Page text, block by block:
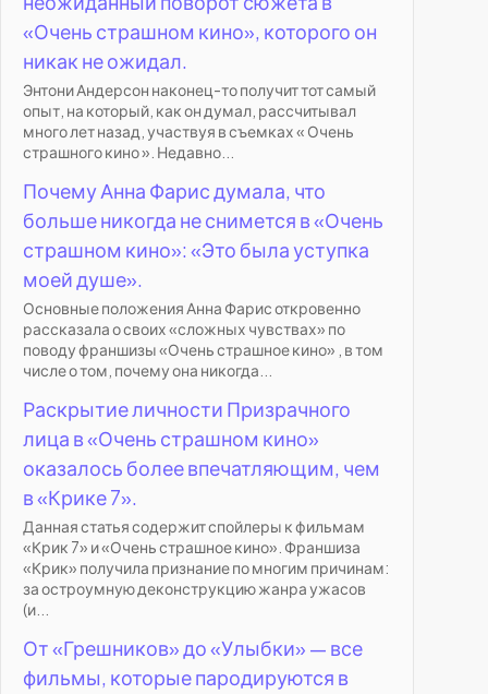
«Очень страшном кино», которого он
никак не ожидал.
Энтони Андерсон наконец-то получит тот самый
опыт, на который, как он думал, рассчитывал
много лет назад, участвуя в съемках « Очень
страшного кино ». Недавно...
Почему Анна Фарис думала, что
больше никогда не снимется в «Очень
страшном кино»: «Это была уступка
моей душе».
Основные положения Анна Фарис откровенно
рассказала о своих «сложных чувствах» по
поводу франшизы «Очень страшное кино» , в том
числе о том, почему она никогда...
Раскрытие личности Призрачного
лица в «Очень страшном кино»
оказалось более впечатляющим, чем
в «Крике 7».
Данная статья содержит спойлеры к фильмам
«Крик 7» и «Очень страшное кино». Франшиза
«Крик» получила признание по многим причинам:
за остроумную деконструкцию жанра ужасов
(и...
От «Грешников» до «Улыбки» — все
фильмы, которые пародируются в